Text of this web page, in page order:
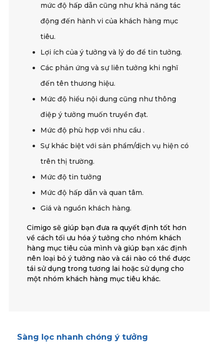
mức độ hấp dẫn cũng như khả năng tác
động đến hành vi của khách hàng mục
tiêu.
Lợi ích của ý tưởng và lý do để tin tưởng.
Các phản ứng và sự liên tưởng khi nghĩ
đến tên thương hiệu.
Mức độ hiểu nội dung cũng như thông
điệp ý tưởng muốn truyền đạt.
Mức độ phù hợp với nhu cầu .
Sự khác biệt với sản phẩm/dịch vụ hiện có
trên thị trường.
Mức độ tin tưởng
Mức độ hấp dẫn và quan tâm.
Giá và nguồn khách hàng.
Cimigo sẽ giúp bạn đưa ra quyết định tốt hơn
về cách tối ưu hóa ý tưởng cho nhóm khách
hàng mục tiêu của mình và giúp bạn xác định
nên loại bỏ ý tưởng nào và cái nào có thể được
tái sử dụng trong tương lai hoặc sử dụng cho
một nhóm khách hàng mục tiêu khác.
Sàng lọc nhanh chóng ý tưởng